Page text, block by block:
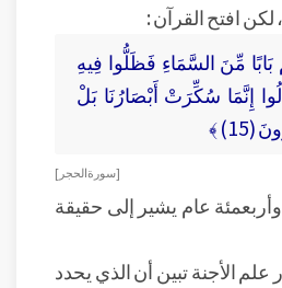
افتح القرآن :
بَابًا مِّنَ السَّمَاءِ فَظَلُّوا فِيهِ
(14) لَقَالُوا إِنَّمَا سُكِّرَتْ أَبْصَارُنَا بَلْ
﴾
[ سورة الحجر ]
عام يشير إلى حقيقة
الأجنة تبين أن الذي يحدد